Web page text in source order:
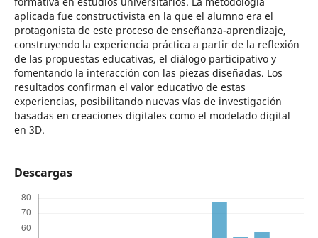
aplicada fue constructivista en la que el alumno era el
protagonista de este proceso de enseñanza-aprendizaje,
construyendo la experiencia práctica a partir de la reflexión
de las propuestas educativas, el diálogo participativo y
fomentando la interacción con las piezas diseñadas. Los
resultados confirman el valor educativo de estas
experiencias, posibilitando nuevas vías de investigación
basadas en creaciones digitales como el modelado digital
en 3D.
Descargas